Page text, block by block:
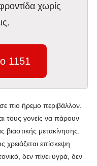
χωρίς
1151
πιο ήρεμο περιβάλλον.
τους γονείς να πάρουν
βιαστικής μετακίνησης.
χρειάζεται επίσκεψη
δεν πίνει υγρά, δεν